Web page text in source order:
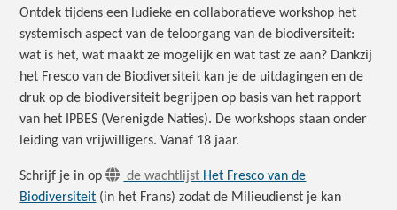
Ontdek tijdens een ludieke en collaboratieve workshop het
systemisch aspect van de teloorgang van de biodiversiteit:
wat is het, wat maakt ze mogelijk en wat tast ze aan? Dankzij
het Fresco van de Biodiversiteit kan je de uitdagingen en de
druk op de biodiversiteit begrijpen op basis van het rapport
van het IPBES (Verenigde Naties). De workshops staan onder
leiding van vrijwilligers. Vanaf 18 jaar.
Schrijf je in op de wachtlijst Het Fresco van de
Biodiversiteit (in het Frans) zodat de Milieudienst je kan